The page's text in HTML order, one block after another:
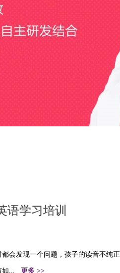
语学习培训
会发现一个问题，孩子的读音不纯
如... 更多 >>